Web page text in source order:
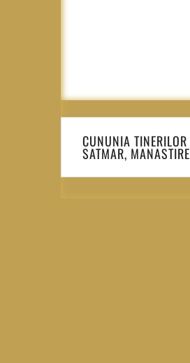
Navigare
articole
CUNUNIA
SATMAR,